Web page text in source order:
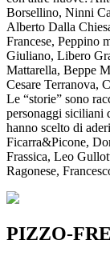
Borsellino, Ninni
Alberto Dalla
Francese, Peppino
Giuliano, Libero
Mattarella, Beppe
Cesare Terranova,
Le “storie” sono
personaggi siciliani
hanno scelto di
Ficarra&Picone,
Frassica, Leo
Ragonese,
PIZZO-